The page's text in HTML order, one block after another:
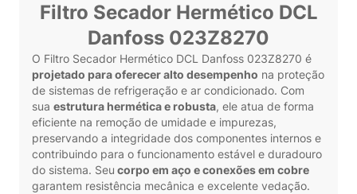
Filtro Secador Hermético DCL
Danfoss 023Z8270
O Filtro Secador Hermético DCL Danfoss 023Z8270 é
projetado para oferecer alto desempenho na proteção
de sistemas de refrigeração e ar condicionado. Com
sua estrutura hermética e robusta, ele atua de forma
eficiente na remoção de umidade e impurezas,
preservando a integridade dos componentes internos e
contribuindo para o funcionamento estável e duradouro
do sistema. Seu corpo em aço e conexões em cobre
garantem resistência mecânica e excelente vedação.